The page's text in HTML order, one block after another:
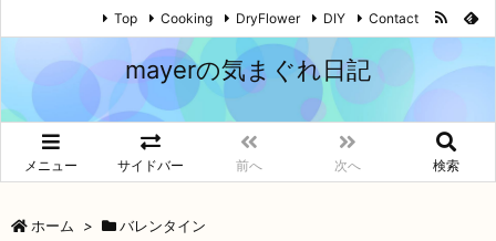
mayerの気まぐれ日記
メニュー サイドバー 前へ 次へ 検索
Top Cooking DryFlower DIY Contact
ホーム > バレンタイン